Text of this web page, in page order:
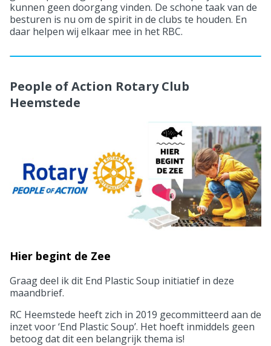
kunnen geen doorgang vinden. De schone taak van de
besturen is nu om de spirit in de clubs te houden. En
daar helpen wij elkaar mee in het RBC.
People of Action Rotary Club
Heemstede
Hier begint de Zee
Graag deel ik dit End Plastic Soup initiatief in deze
maandbrief.
RC Heemstede heeft zich in 2019 gecommitteerd aan de
inzet voor ‘End Plastic Soup’. Het hoeft inmiddels geen
betoog dat dit een belangrijk thema is!